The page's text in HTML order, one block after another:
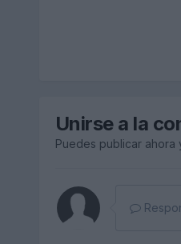
Unirse a la
Puedes publicar ahora